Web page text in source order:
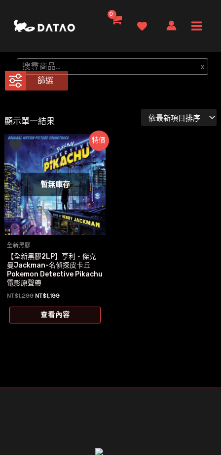
要
內
Menu
搜
尋
x
篩選
顯示單一結果
特價
暫無庫存
全新黑膠
【全新黑膠2LP】亨利‧傑克
曼Jackman-名偵探皮卡丘
Pokemon Detective Pikachu
電影原聲帶
NT$1,299 原
價
格：
NT$1,199目
價
格：
查看內容